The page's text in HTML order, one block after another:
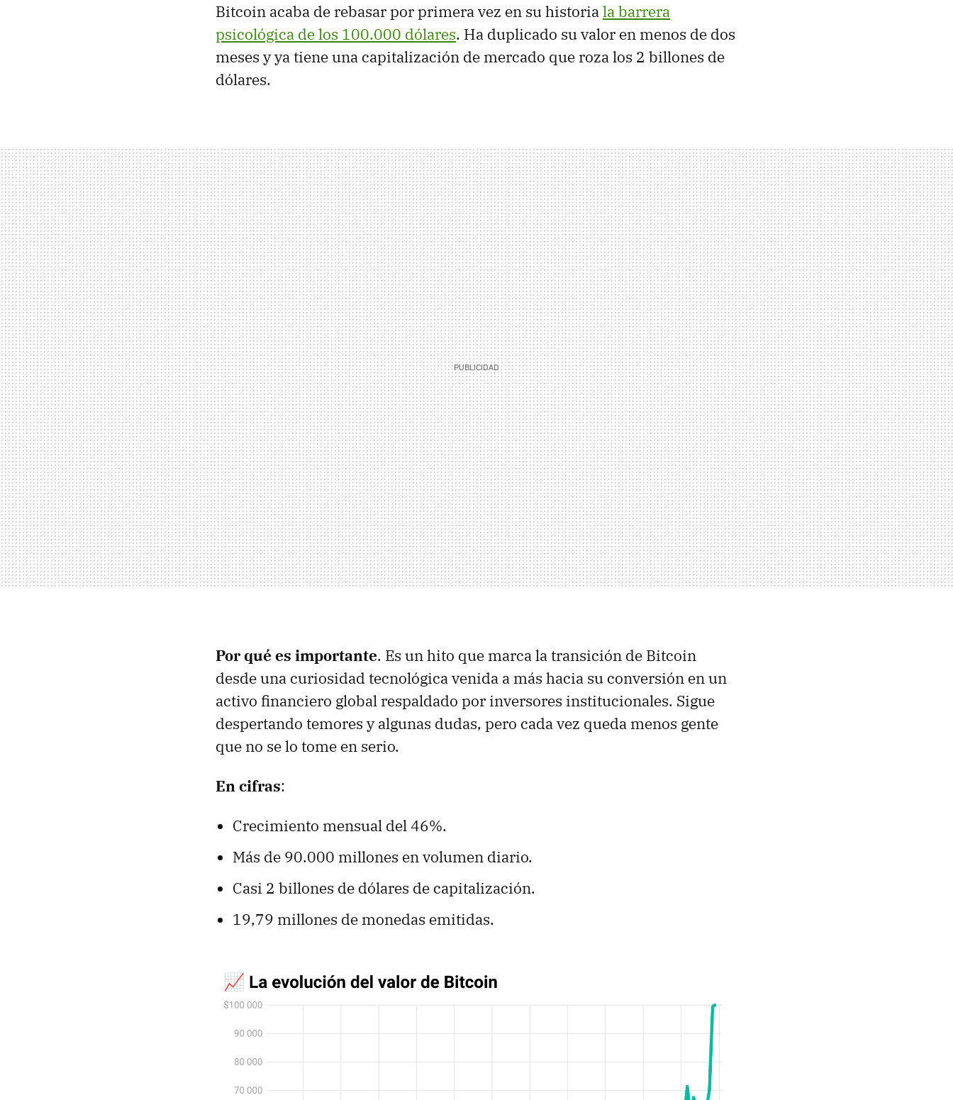
Bitcoin acaba de rebasar por primera vez en su historiala barrera
psicológica de los 100.000 dólares. Ha duplicado su valor en menos de dos
meses y ya tiene una capitalización de mercado que roza los 2 billones de
dólares.
Por qué es importante. Es un hito que marca la transición de Bitcoin
desde una curiosidad tecnológica venida a más hacia su conversión en un
activo financiero global respaldado por inversores institucionales. Sigue
despertando temores y algunas dudas, pero cada vez queda menos gente
que no se lo tome en serio.
En cifras:
Crecimiento mensual del 46%.
Más de 90.000 millones en volumen diario.
Casi 2 billones de dólares de capitalización.
19,79 millones de monedas emitidas.